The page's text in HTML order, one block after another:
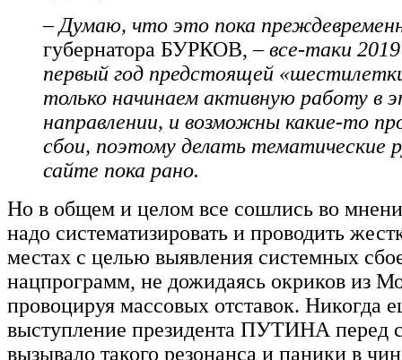
– Думаю, что это пока
губернатора БУРКОВ,– все-таки
первый год предстоящей
только начинаем активную работу в
направлении, и возможны какие-то
сбои, поэтому делать тематические
сайте пока рано.
Но в общем и целом все сошлись во
надо систематизировать и проводить
местах с целью выявления системных
нацпрограмм, не дожидаясь окриков из
провоцируя массовых отставок. Никогда
выступление президента ПУТИНА перед
вызывало такого резонанса и паники в